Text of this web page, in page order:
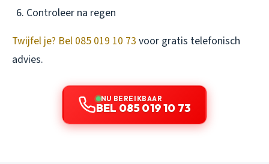
Controleer na regen
Twijfel je? Bel 085 019 10 73 voor gratis telefonisch
advies.
NU BEREIKBAAR
BEL 085 019 10 73